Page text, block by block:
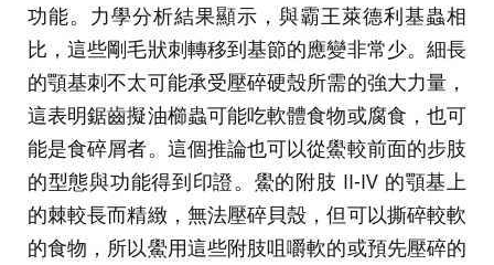
功能。力學分析結果顯示，與霸王萊德利基蟲相
比，這些剛毛狀刺轉移到基節的應變非常少。細長
的顎基刺不太可能承受壓碎硬殼所需的強大力量，
這表明鋸齒擬油櫛蟲可能吃軟體食物或腐食，也可
能是食碎屑者。這個推論也可以從鱟較前面的步肢
的型態與功能得到印證。鱟的附肢 II-IV 的顎基上
的棘較長而精緻，無法壓碎貝殼，但可以撕碎較軟
的食物，所以鱟用這些附肢咀嚼軟的或預先壓碎的